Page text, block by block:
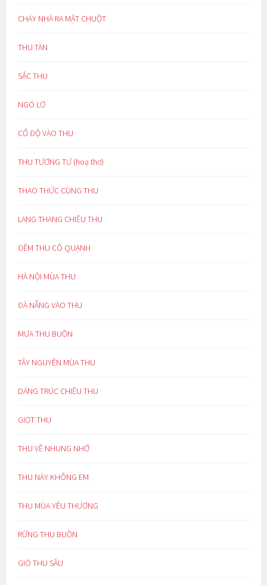
CHÁY NHÀ RA MẶT CHUỘT
THU TÀN
SẮC THU
NGÓ LƠ
CỔ ĐỘ VÀO THU
THU TƯƠNG TƯ (hoạ thơ)
THAO THỨC CÙNG THU
LANG THANG CHIỀU THU
ĐÊM THU CÔ QUẠNH
HÀ NỘI MÙA THU
ĐÀ NẴNG VÀO THU
MƯA THU BUỒN
TÂY NGUYÊN MÙA THU
DÁNG TRÚC CHIỀU THU
GIỌT THU
THU VỀ NHUNG NHỚ
THU NÀY KHÔNG EM
THU MÙA YÊU THƯƠNG
RỪNG THU BUỒN
GIÓ THU SẦU